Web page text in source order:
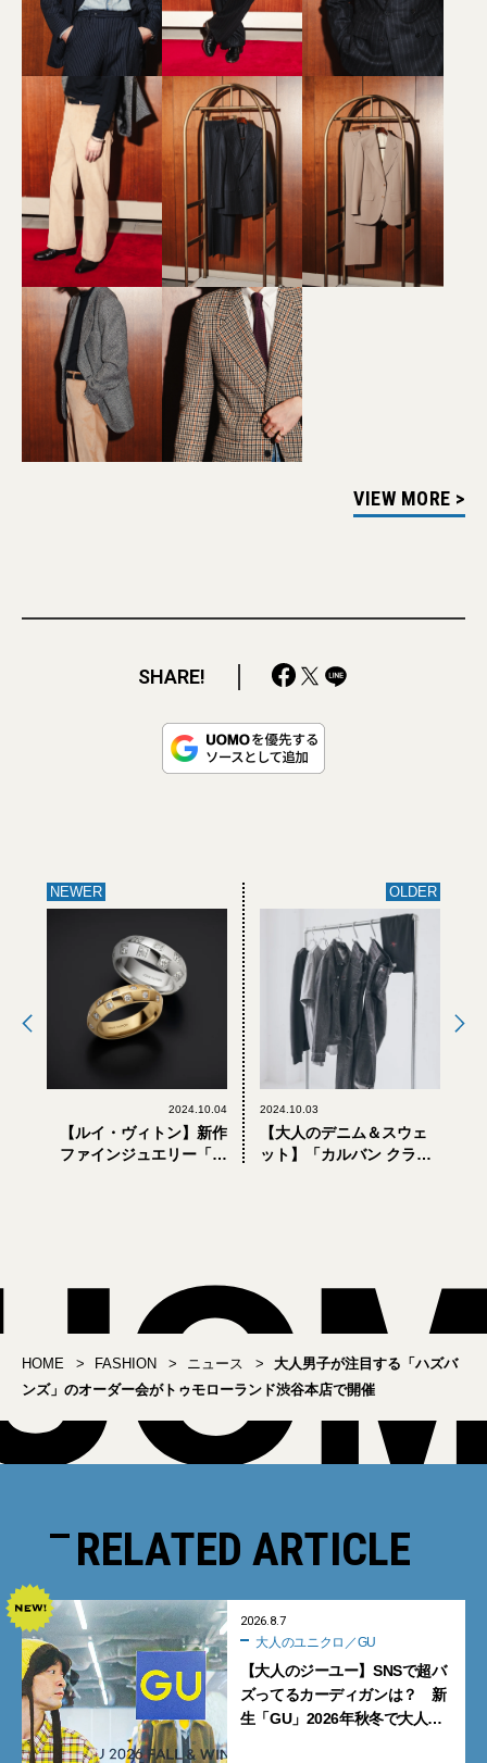
VIEW MORE >
SHARE!
NEWER
2024.10.04
【ルイ・ヴィトン】新作
ファインジュエリー「ル
OLDER
2024.10.03
【大人のデニム＆スウェ
ット】「カルバン クライ
HOME FASHION ニュース
大人男子が注目する「ハズバ
ンズ」のオーダー会がトゥモローランド渋谷本店で開催
RELATED ARTICLE
2026.8.7
大人のユニクロ／GU
【大人のジーユー】SNSで超バ
ズってるカーディガンは？ 新
生「GU」2026年秋冬で大人メ